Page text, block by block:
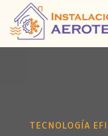
TECNOLOGÍA